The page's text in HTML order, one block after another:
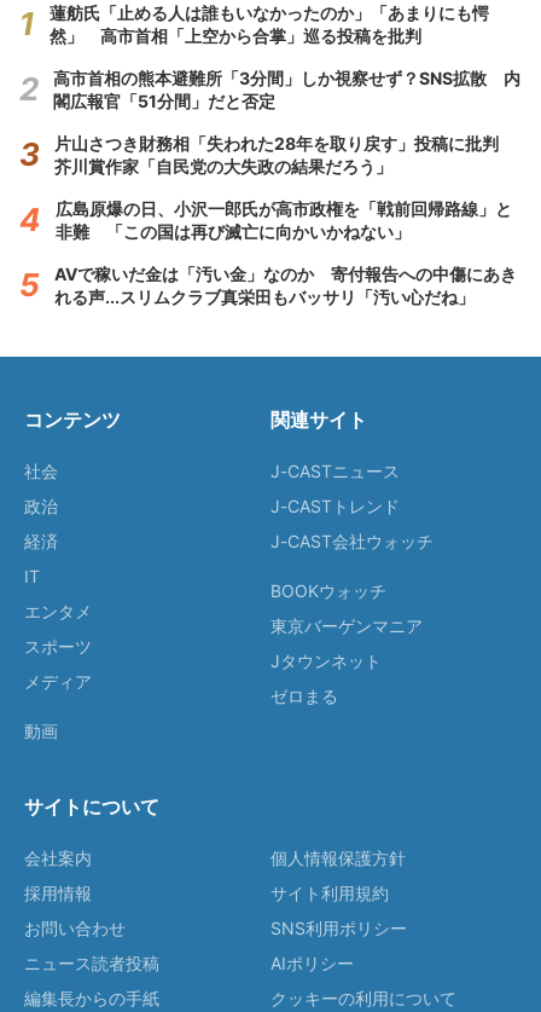
蓮舫氏「止める人は誰もいなかったのか」「あまりにも愕
然」 高市首相「上空から合掌」巡る投稿を批判
高市首相の熊本避難所「3分間」しか視察せず？SNS拡散 内
閣広報官「51分間」だと否定
片山さつき財務相「失われた28年を取り戻す」投稿に批判
芥川賞作家「自民党の大失政の結果だろう」
広島原爆の日、小沢一郎氏が高市政権を「戦前回帰路線」と
非難 「この国は再び滅亡に向かいかねない」
AVで稼いだ金は「汚い金」なのか 寄付報告への中傷にあき
れる声...スリムクラブ真栄田もバッサリ「汚い心だね」
コンテンツ
社会
政治
経済
IT
エンタメ
スポーツ
メディア
動画
関連サイト
J-CASTニュース
J-CASTトレンド
J-CAST会社ウォッチ
BOOKウォッチ
東京バーゲンマニア
Jタウンネット
ゼロまる
サイトについて
会社案内
採用情報
お問い合わせ
ニュース読者投稿
編集長からの手紙
個人情報保護方針
サイト利用規約
SNS利用ポリシー
AIポリシー
クッキーの利用について